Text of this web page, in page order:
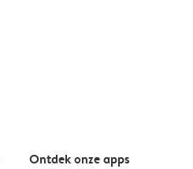
Ontdek onze apps